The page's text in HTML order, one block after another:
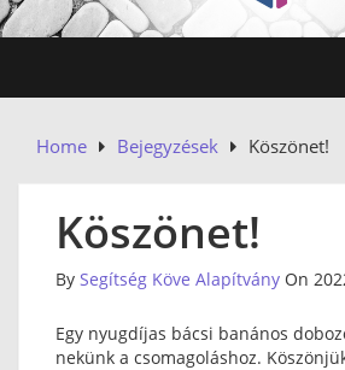
Home Bejegyzések Köszönet!
Köszönet!
By Segítség Köve Alapítvány On
Egy nyugdíjas bácsi banános
nekünk a csomagoláshoz.